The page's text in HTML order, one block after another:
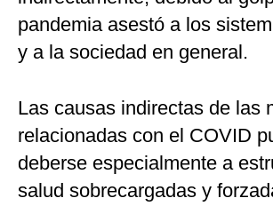
pandemia asestó a los
y a la sociedad en general.
Las causas indirectas de las
relacionadas con el COVID
deberse especialmente a
salud sobrecargadas y